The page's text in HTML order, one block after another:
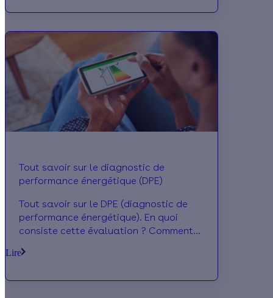
Tout savoir sur le diagnostic de
performance énergétique (DPE)
Tout savoir sur le DPE (diagnostic de
performance énergétique). En quoi
consiste cette évaluation ? Comment
à quel prix ?
Lire